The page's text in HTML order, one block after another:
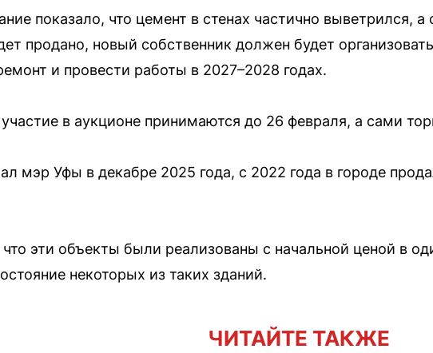
показало, что цемент в стенах частично выветрился,
продано, новый собственник должен будет
и провести работы в 2027–2028 годах.
в аукционе принимаются до 26 февраля, а сами
мэр Уфы в декабре 2025 года, с 2022 года в городе
что эти объекты были реализованы с начальной ценой в
некоторых из таких зданий.
ЧИТАЙТЕ ТАКЖЕ